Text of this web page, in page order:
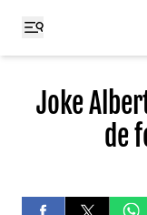
Joke
de